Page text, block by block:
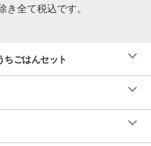
き全て税込です。
ちごはんセット